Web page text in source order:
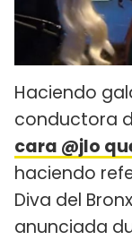
Haciendo
conductora
cara @jlo
haciendo
Diva del
anunciada